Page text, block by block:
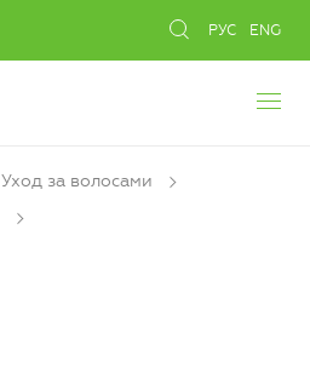
РУС ENG
Уход за волосами